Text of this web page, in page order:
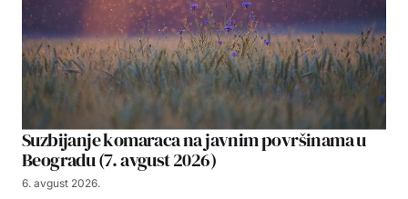
Suzbijanje komaraca na javnim površinama u
Beogradu (7. avgust 2026)
6. avgust 2026.